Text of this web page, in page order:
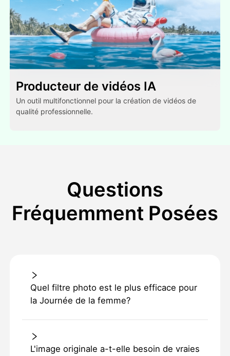
Producteur de vidéos IA
Un outil multifonctionnel pour la création de vidéos de
qualité professionnelle.
Questions
Fréquemment Posées
Quel filtre photo est le plus efficace pour
la Journée de la femme?
L'image originale a-t-elle besoin de vraies